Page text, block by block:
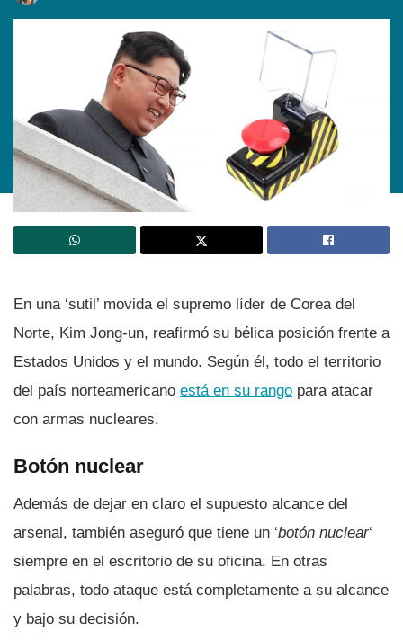
En una ‘sutil’ movida el supremo lí­der de Corea del
Norte, Kim Jong-un, reafirmó su bélica posición frente a
Estados Unidos y el mundo. Según él, todo el territorio
del paí­s norteamericano está en su rango para atacar
con armas nucleares.
Botón nuclear
Además de dejar en claro el supuesto alcance del
arsenal, también aseguró que tiene un ‘botón nuclear‘
siempre en el escritorio de su oficina. En otras
palabras, todo ataque está completamente a su alcance
y bajo su decisión.